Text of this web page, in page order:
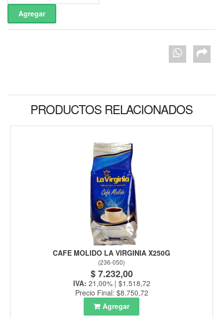
PRODUCTOS RELACIONADOS
CAFE MOLIDO LA VIRGINIA X250G
(236-050)
$ 7.232,00
IVA: 21,00% | $1.518,72
Precio Final: $8.750,72
Agregar